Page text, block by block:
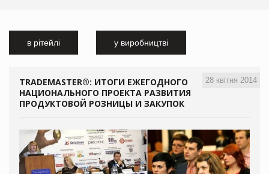
в рітейлі у виробництві
28 квітня 2014
TRADEMASTER®: ИТОГИ ЕЖЕГОДНОГО
НАЦИОНАЛЬНОГО ПРОЕКТА РАЗВИТИЯ
ПРОДУКТОВОЙ РОЗНИЦЫ И ЗАКУПОК